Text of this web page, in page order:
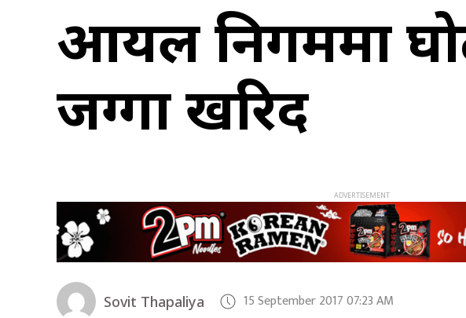
आयल निगममा
जग्गा खरिद
Sovit Thapaliya 15 September 2017 07:23 AM